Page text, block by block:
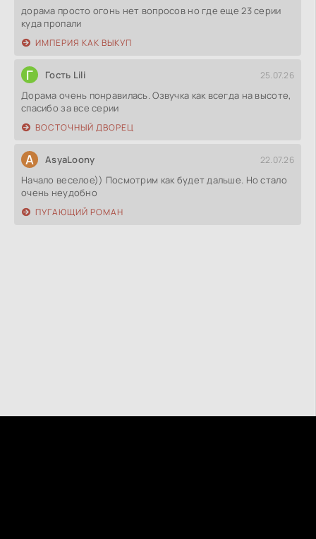
дорама просто огонь нет вопросов но где еще 23 серии
куда пропали
ИМПЕРИЯ КАК ВЫКУП
Г Гость Lili 25.07.26
Дорама очень понравилась. Озвучка как всегда на высоте,
спасибо за все серии
ВОСТОЧНЫЙ ДВОРЕЦ
A AsyaLoony 22.07.26
Начало веселое)) Посмотрим как будет дальше. Но стало
очень неудобно
ПУГАЮЩИЙ РОМАН